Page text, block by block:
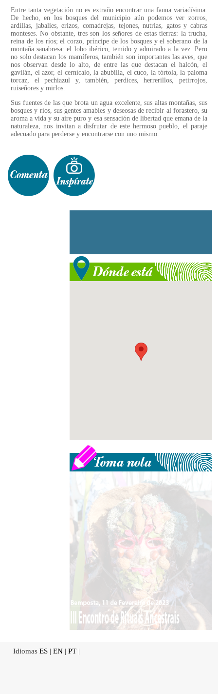
Entre tanta vegetación no es extraño encontrar una fauna variadísima.
De hecho, en los bosques del municipio aún podemos ver zorros,
ardillas, jabalíes, erizos, comadrejas, tejones, nutrias, gatos y cabras
monteses. No obstante, tres son los señores de estas tierras: la trucha,
reina de los ríos; el corzo, príncipe de los bosques y el soberano de la
montaña sanabresa: el lobo ibérico, temido y admirado a la vez. Pero
no solo destacan los mamíferos, también son importantes las aves, que
nos observan desde lo alto, de entre las que destacan el halcón, el
gavilán, el azor, el cernícalo, la abubilla, el cuco, la tórtola, la paloma
torcaz, el pechiazul y, también, perdices, herrerillos, petirrojos,
ruiseñores y mirlos.
Sus fuentes de las que brota un agua excelente, sus altas montañas, sus
bosques y ríos, sus gentes amables y deseosas de recibir al forastero, su
aroma a vida y su aire puro y esa sensación de libertad que emana de la
naturaleza, nos invitan a disfrutar de este hermoso pueblo, el paraje
adecuado para perderse y encontrarse con uno mismo.
Idiomas ES | EN | PT |